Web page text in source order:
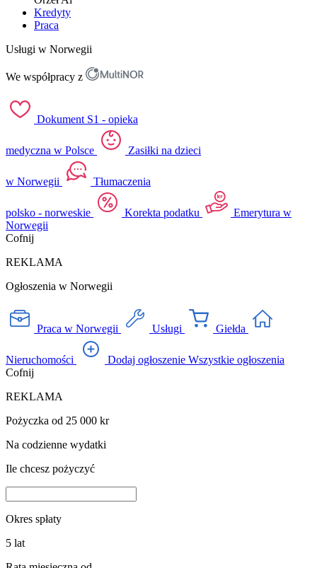
Kredyty
Praca
Usługi w Norwegii
We współpracy z
Dokument S1 - opieka
medyczna w Polsce Zasiłki na dzieci
w Norwegii Tłumaczenia
polsko - norweskie Korekta podatku
Emerytura w
Norwegii
Cofnij
REKLAMA
Ogłoszenia w Norwegii
Praca w Norwegii Usługi Giełda
Nieruchomości Dodaj ogłoszenie Wszystkie ogłoszenia
Cofnij
REKLAMA
Pożyczka od 25 000 kr
Na codzienne wydatki
Ile chcesz pożyczyć
Okres spłaty
5 lat